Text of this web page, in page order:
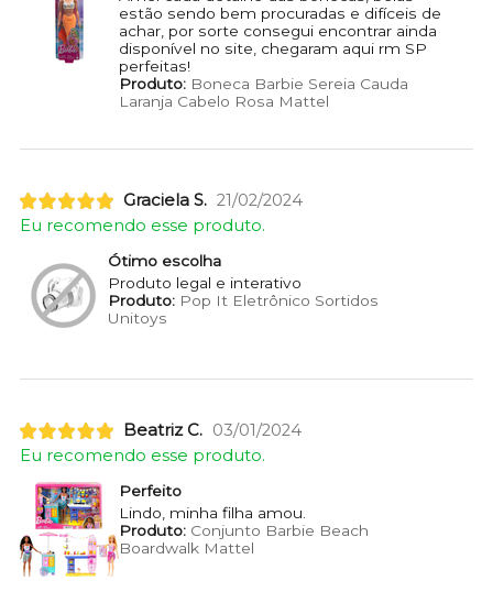
estão sendo bem procuradas e difíceis de
achar, por sorte consegui encontrar ainda
disponível no site, chegaram aqui rm SP
perfeitas!
Produto:Boneca Barbie Sereia Cauda
Laranja Cabelo Rosa Mattel
Graciela S. 21/02/2024
Eu recomendo esse produto.
Ótimo escolha
Produto legal e interativo
Produto:Pop It Eletrônico Sortidos
Unitoys
Beatriz C. 03/01/2024
Eu recomendo esse produto.
Perfeito
Lindo, minha filha amou.
Produto:Conjunto Barbie Beach
Boardwalk Mattel